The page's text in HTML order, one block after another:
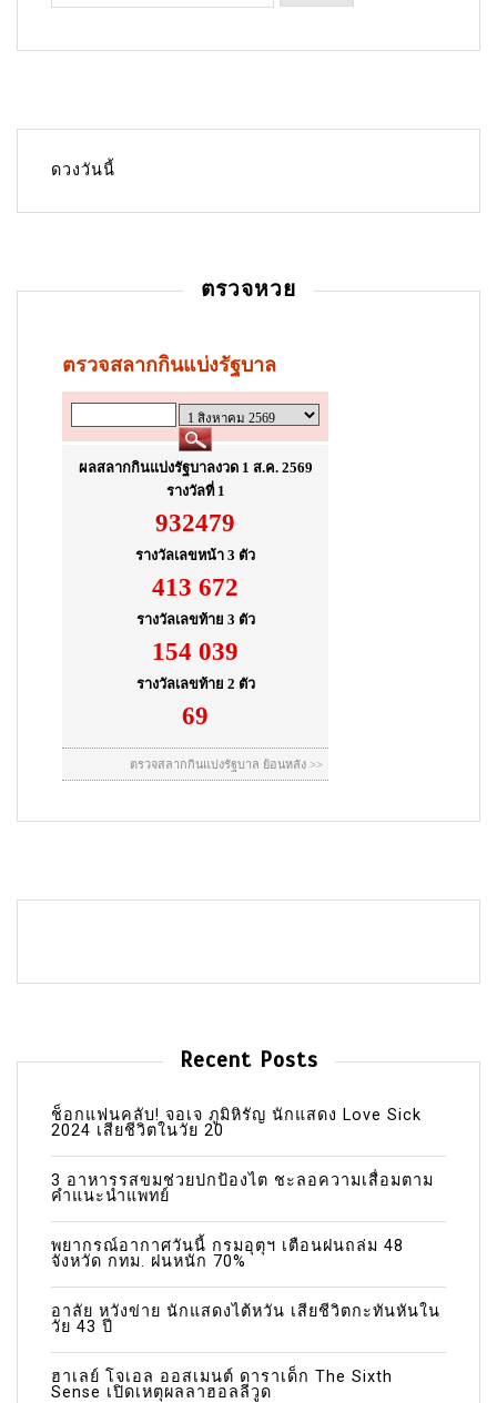
i
ดวงวันนี้
ตรวจหวย
Recent Posts
ช็อกแฟนคลับ! จอเจ ภูมิหิรัญ นักแสดง Love Sick
2024 เสียชีวิตในวัย 20
3 อาหารรสขมช่วยปกป้องไต ชะลอความเสื่อมตาม
คำแนะนำแพทย์
พยากรณ์อากาศวันนี้ กรมอุตุฯ เตือนฝนถล่ม 48
จังหวัด กทม. ฝนหนัก 70%
อาลัย หวังข่าย นักแสดงไต้หวัน เสียชีวิตกะทันหันใน
วัย 43 ปี
ฮาเลย์ โจเอล ออสเมนต์ ดาราเด็ก The Sixth
Sense เปิดเหตุผลลาฮอลลีวูด